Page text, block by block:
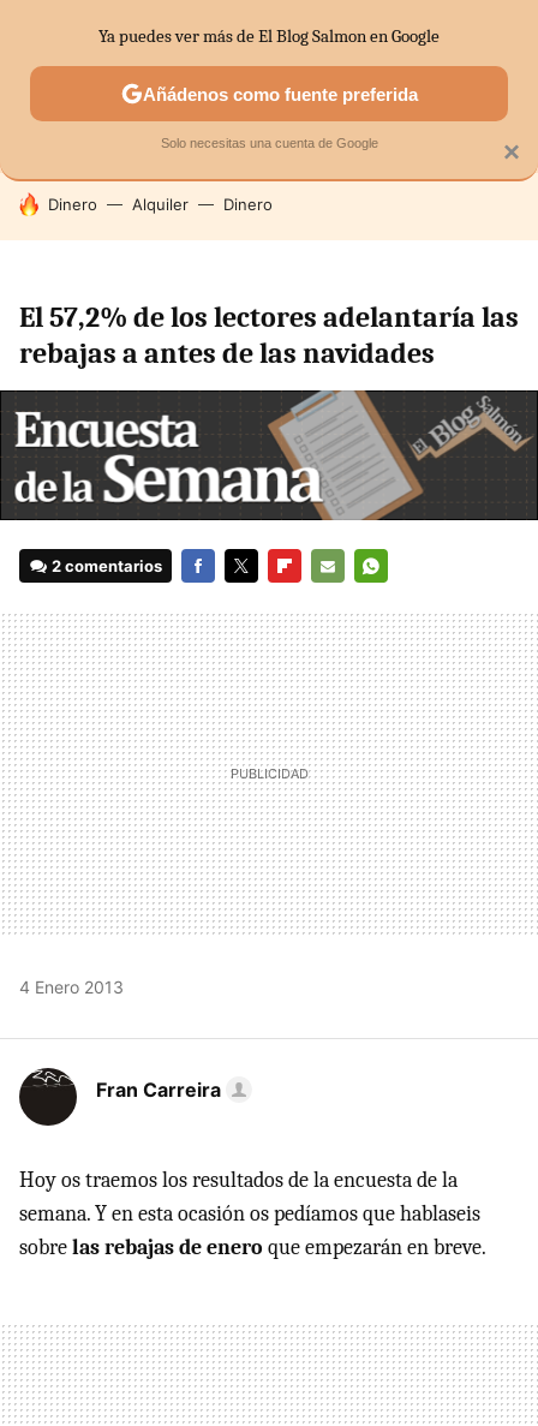
SECTORES ECONOMÍA DOMÉSTICA MERCADOS
HOY SE HABLA DE
Dinero Alquiler Dinero
El 57,2% de los lectores adelantaría las
rebajas a antes de las navidades
2 comentarios
MAIL
4 Enero 2013
Fran Carreira
Hoy os traemos los resultados de la encuesta de la
semana. Y en esta ocasión os pedíamos que hablaseis
sobrelas rebajas de enero que empezarán en breve.
×
Ya puedes ver más de El Blog Salmon en Google
Añádenos como fuente preferida
Solo necesitas una cuenta de Google